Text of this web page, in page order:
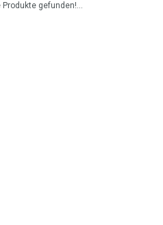
Produkte gefunden!...